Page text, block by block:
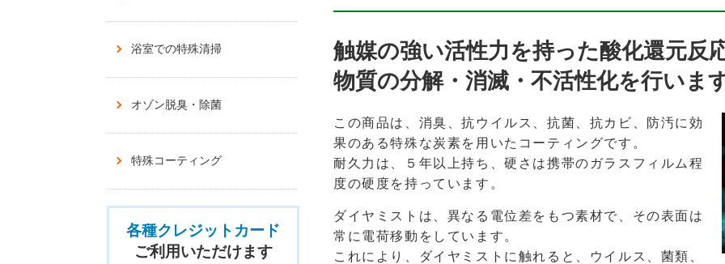
触媒の強い活性力を持った酸化還元反
物質の分解・消滅・不活性化を行いま
この商品は、消臭、抗ウイルス、抗菌、抗カビ、防汚に効
果のある特殊な炭素を用いたコーティングです。
耐久力は、５年以上持ち、硬さは携帯のガラスフィルム程
度の硬度を持っています。
ダイヤミストは、異なる電位差をもつ素材で、その表面は
常に電荷移動をしています。
これにより、ダイヤミストに触れると、ウイルス、菌類、
浴室での特殊清掃
オゾン脱臭・除菌
特殊コーティング
各種クレジットカード
ご利用いただけます